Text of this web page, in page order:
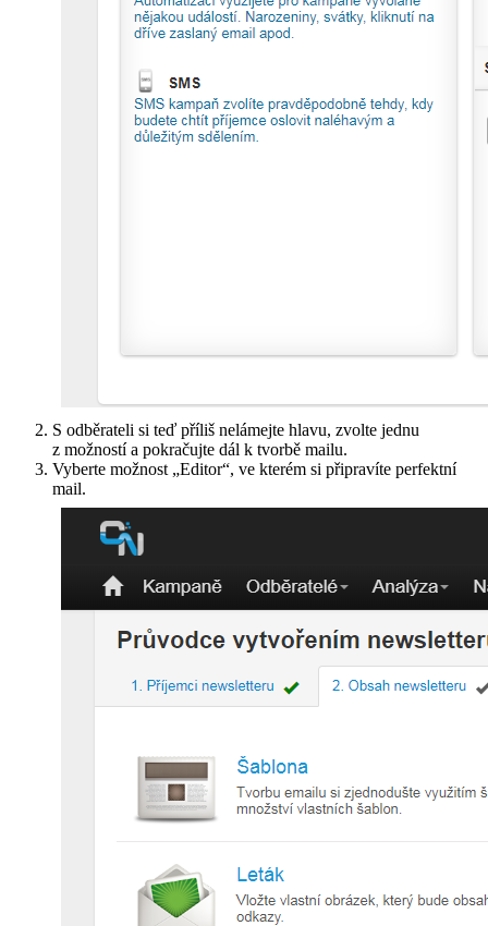
S odběrateli si teď příliš nelámejte hlavu, zvolte jednu
z možností a pokračujte dál k tvorbě mailu.
Vyberte možnost „Editor“, ve kterém si připravíte perfektní
mail.